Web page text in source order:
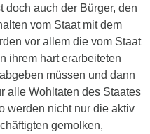
doch auch der Bürger, den
vom Staat mit dem
vor allem die vom Staat
ihrem hart erarbeiteten
müssen und dann
alle Wohltaten des Staates
werden nicht nur die aktiv
gemolken,